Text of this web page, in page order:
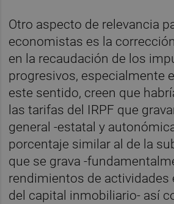
Otro aspecto de relevancia
economistas es la
en la recaudación de los
progresivos, especialmente
este sentido, creen que
las tarifas del IRPF que
general -estatal y
porcentaje similar al de la
que se grava -
rendimientos de actividades
del capital inmobiliario- así